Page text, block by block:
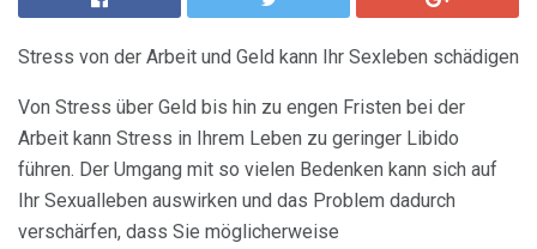
Stress von der Arbeit und Geld kann Ihr Sexleben schädigen
Von Stress über Geld bis hin zu engen Fristen bei der
Arbeit kann Stress in Ihrem Leben zu geringer Libido
führen. Der Umgang mit so vielen Bedenken kann sich auf
Ihr Sexualleben auswirken und das Problem dadurch
verschärfen, dass Sie möglicherweise